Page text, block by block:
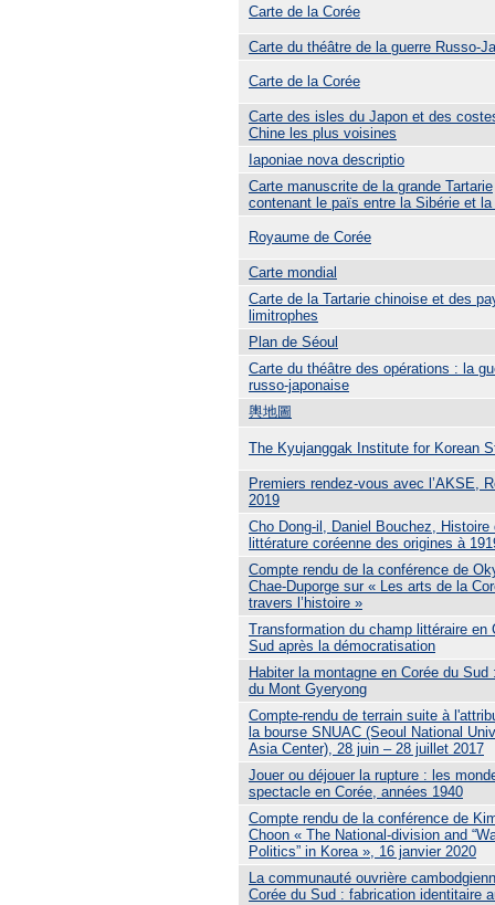
Carte de la Corée
Carte du théâtre de la guerre Russo-
Carte de la Corée
Carte des isles du Japon et des
Chine les plus voisines
Iaponiae nova descriptio
Carte manuscrite de la grande Tartarie
contenant le païs entre la Sibérie et la
Royaume de Corée
Carte mondial
Carte de la Tartarie chinoise et des
limitrophes
Plan de Séoul
Carte du théâtre des opérations : la
russo-japonaise
輿地圖
The Kyujanggak Institute for Korean
Premiers rendez-vous avec l’AKSE,
2019
Cho Dong-il, Daniel Bouchez, Histoire
littérature coréenne des origines à
Compte rendu de la conférence de
Chae-Duporge sur « Les arts de la
travers l’histoire »
Transformation du champ littéraire en
Sud après la démocratisation
Habiter la montagne en Corée du Sud
du Mont Gyeryong
Compte-rendu de terrain suite à
la bourse SNUAC (Seoul National
Asia Center), 28 juin – 28 juillet 2017
Jouer ou déjouer la rupture : les
spectacle en Corée, années 1940
Compte rendu de la conférence de
Choon « The National-division and
Politics” in Korea », 16 janvier 2020
La communauté ouvrière
Corée du Sud : fabrication identitaire